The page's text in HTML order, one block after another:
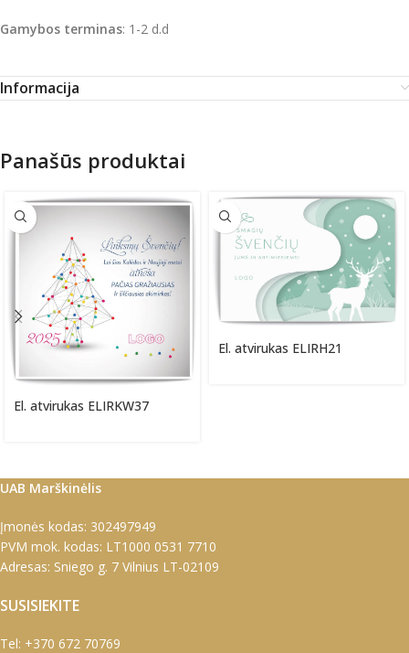
Gamybos terminas: 1-2 d.d
Informacija
Panašūs produktai
El. atvirukas ELIRKW37
El. atvirukas ELIRH21
UAB Marškinėlis
Įmonės kodas: 302497949
PVM mok. kodas: LT1000 0531 7710
Adresas: Sniego g. 7 Vilnius LT-02109
SUSISIEKITE
Tel: +370 672 70769